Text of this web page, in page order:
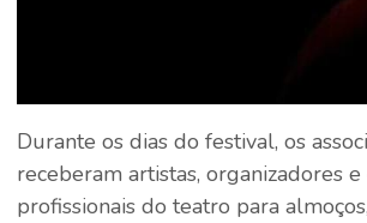
Durante os dias do festival, os
receberam artistas, organizadores
profissionais do teatro para